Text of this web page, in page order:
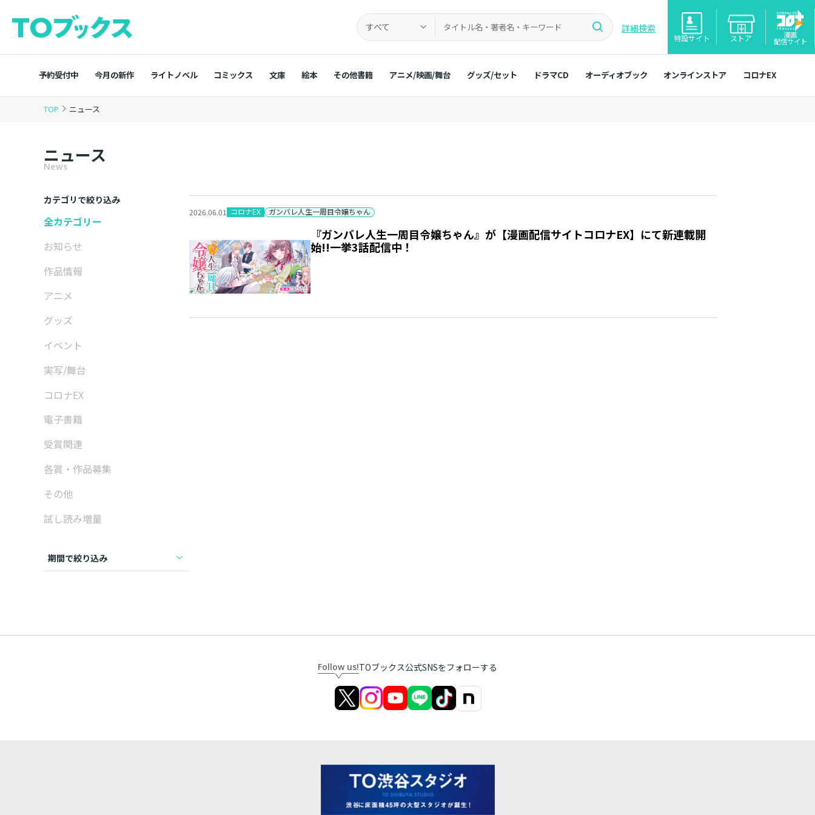
すべて 詳細検索
特設サイト ストア 漫画
配信サイト
予約受付中 今月の新作 ライトノベル コミックス 文庫 絵本 その他書籍 アニメ/映画/舞台 グッズ/セット ドラマCD オーディオブック オンラインストア コロナEX
TOP ニュース
ニュース
News
カテゴリで絞り込み
全カテゴリー
お知らせ
作品情報
アニメ
グッズ
イベント
実写/舞台
コロナEX
電子書籍
受賞関連
各賞・作品募集
その他
試し読み増量
期間で絞り込み
2026.06.01 コロナEX ガンバレ人生一周目令嬢ちゃん
『ガンバレ人生一周目令嬢ちゃん』が【漫画配信サイトコロナEX】にて新連載開
始!!一挙3話配信中！
Follow us!TOブックス公式SNSをフォローする